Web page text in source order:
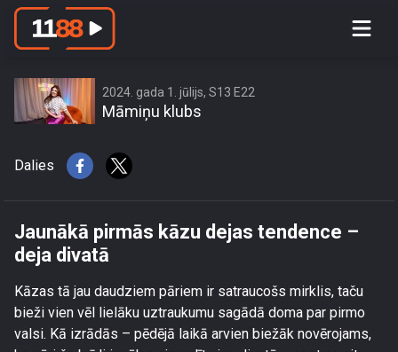
Jaunākā pirmās kāzu dejas tendence
2024. gada 1. jūlijs, S13 E22
Māmiņu klubs
Dalies
Jaunākā pirmās kāzu dejas tendence –
deja divatā
Kāzas tā jau daudziem pāriem ir satraucošs mirklis, taču
bieži vien vēl lielāku uztraukumu sagādā doma par pirmo
valsi. Kā izrādās – pēdējā laikā arvien biežāk novērojams,